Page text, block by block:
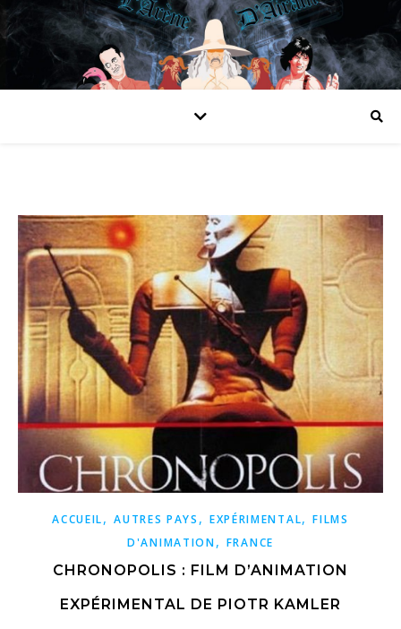
ACCUEIL,AUTRES PAYS , EXPÉRIMENTAL,FILMS
D'ANIMATION, FRANCE
CHRONOPOLIS : FILM D’ANIMATION
EXPÉRIMENTAL DE PIOTR KAMLER